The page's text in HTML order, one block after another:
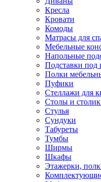
Кресла
Кровати
Комоды
Матрасы для
Мебельные
Напольные
Подставки под
Полки
Пуфики
Стеллажи для
Столы и
Стулья
Сундуки
Табуреты
Тумбы
Ширмы
Шкафы
Этажерки,